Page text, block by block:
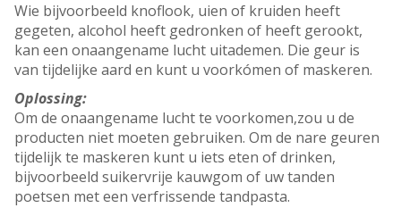
Wie bijvoorbeeld knoflook, uien of kruiden heeft
gegeten, alcohol heeft gedronken of heeft gerookt,
kan een onaangename lucht uitademen. Die geur is
van tijdelijke aard en kunt u voorkómen of maskeren.
Oplossing:
Om de onaangename lucht te voorkomen,zou u de
producten niet moeten gebruiken. Om de nare geuren
tijdelijk te maskeren kunt u iets eten of drinken,
bijvoorbeeld suikervrije kauwgom of uw tanden
poetsen met een verfrissende tandpasta.